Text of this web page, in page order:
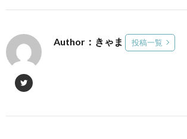
Author：きゃま 投稿一覧